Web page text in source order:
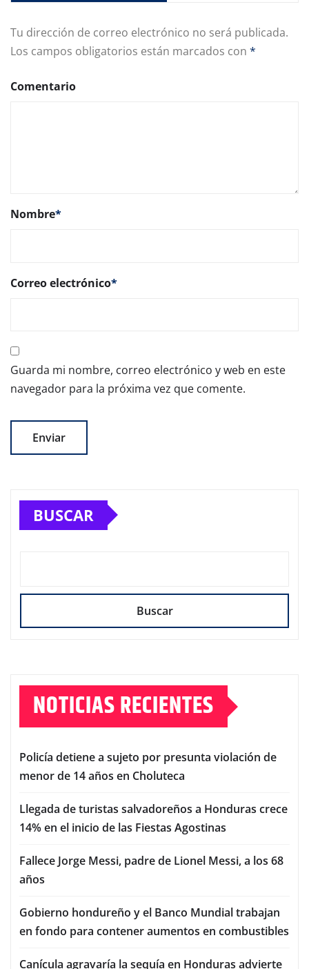
Tu dirección de correo electrónico no será publicada.
Los campos obligatorios están marcados con *
Comentario
Nombre*
Correo electrónico*
Guarda mi nombre, correo electrónico y web en este
navegador para la próxima vez que comente.
BUSCAR
Buscar
NOTICIAS RECIENTES
Policía detiene a sujeto por presunta violación de
menor de 14 años en Choluteca
Llegada de turistas salvadoreños a Honduras crece
14% en el inicio de las Fiestas Agostinas
Fallece Jorge Messi, padre de Lionel Messi, a los 68
años
Gobierno hondureño y el Banco Mundial trabajan
en fondo para contener aumentos en combustibles
Canícula agravaría la sequía en Honduras advierte